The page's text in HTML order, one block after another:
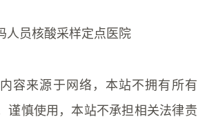
人员核酸采样定点医院
容来源于网络，本站不拥有所有
谨慎使用，本站不承担相关法律责